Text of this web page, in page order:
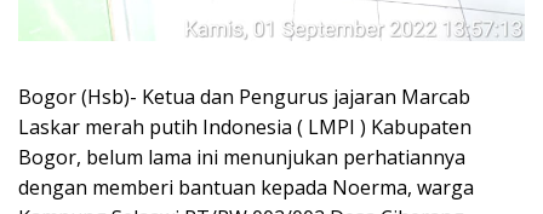
Bogor (Hsb)- Ketua dan Pengurus jajaran Marcab
Laskar merah putih Indonesia ( LMPI ) Kabupaten
Bogor, belum lama ini menunjukan perhatiannya
dengan memberi bantuan kepada Noerma, warga